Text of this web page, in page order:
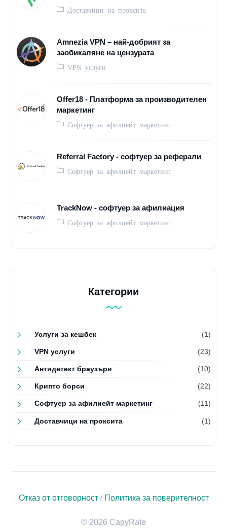
Доставчици на проксита
Amnezia VPN – най-добрият за
заобикаляне на цензурата
VPN услуги
Offer18 - Платформа за производителен
маркетинг
Софтуер за афилиейт маркетинг
Referral Factory - софтуер за реферали
Софтуер за афилиейт маркетинг
TrackNow - софтуер за афилиация
Софтуер за афилиейт маркетинг
Категории
Услуги за кешбек (1)
VPN услуги (23)
Антидетект браузъри (10)
Крипто борси (22)
Софтуер за афилиейт маркетинг (11)
Доставчици на проксита (1)
Отказ от отговорност/ Политика за поверителност
© 2026 CapyRate